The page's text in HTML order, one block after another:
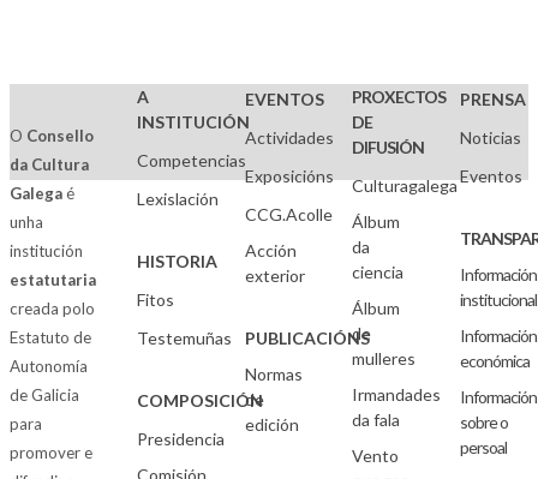
O Consello
da Cultura
Galegaé
unha
institución
estatutaria
creada polo
Estatuto de
Autonomía
de Galicia
para
promover e
A
INSTITUCIÓN
Competencias
Lexislación
HISTORIA
Fitos
Testemuñas
COMPOSICIÓN
Presidencia
Comisión
EVENTOS
Actividades
Exposicións
CCG.Acolle
Acción
exterior
PUBLICACIÓNS
Normas
de
edición
PROXECTOS
DE
DIFUSIÓN
Culturagalega
Álbum
da
ciencia
Álbum
de
mulleres
Irmandades
da fala
Vento
PRENSA
Noticias
Eventos
Información
institucional
Información
económica
Información
sobre o
persoal